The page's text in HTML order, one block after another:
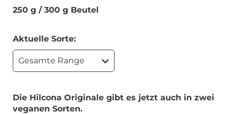
250 g / 300 g Beutel
Aktuelle Sorte:
Gesamte Range
Die Hilcona Originale gibt es jetzt auch in zwei
veganen Sorten.